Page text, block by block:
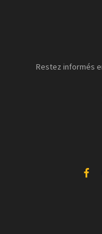
Restez informés